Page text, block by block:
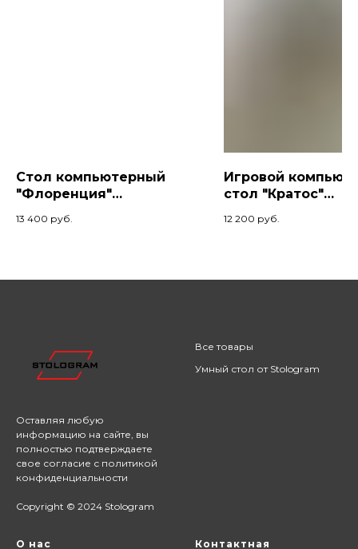
Стол компьютерный
"Флоренция"
Черный
13 400 руб.
Игровой
стол "Кратос"
Белый
12 200 руб.
Оставляя любую
информацию на сайте, вы
полностью подтверждаете
свое согласие с политикой
конфиденциальности
Copyright © 2024 Stologram
Все товары
Умный стол от Stologram
О нас Контактная